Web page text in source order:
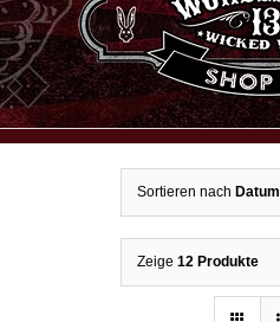
Sortieren nach Datum
Zeige 12 Produkte